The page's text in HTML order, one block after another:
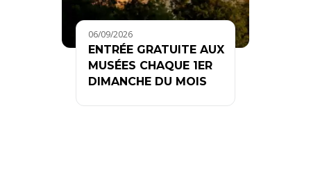
06/09/2026
ENTRÉE GRATUITE AUX
MUSÉES CHAQUE 1ER
DIMANCHE DU MOIS